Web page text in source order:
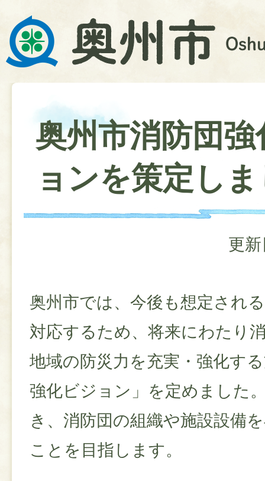
奥州市消防団強
ョンを策定し
更
奥州市では、今後も想定され
対応するため、将来にわたり
地域の防災力を充実・強化す
強化ビジョン」を定めました
き、消防団の組織や施設設備
ことを目指します。